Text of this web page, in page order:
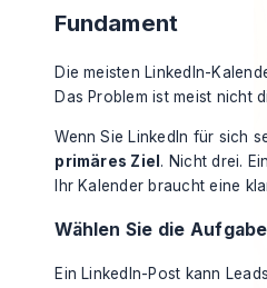
Fundament
Die meisten LinkedIn-
Das Problem ist meist nicht
Wenn Sie LinkedIn für sich
primäres Ziel . Nicht drei.
Ihr Kalender braucht eine
Wählen Sie die
Ein LinkedIn-Post kann